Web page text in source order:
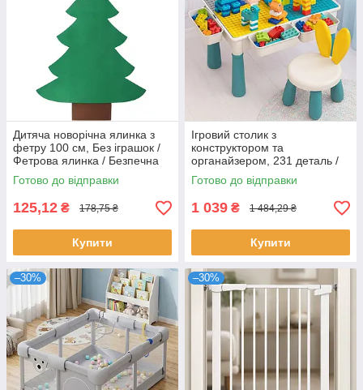
Дитяча новорічна ялинка з
фетру 100 см, Без іграшок /
Фетрова ялинка / Безпечна
новорічна ялинка для дітей
Готово до відправки
125,12 ₴ 178,75 ₴
Купити
Ігровий столик з
конструктором та
органайзером, 231 деталь /
Стіл для дітей / Стіл-
конструктор ігровий
Готово до відправки
1 039 ₴ 1 484,29 ₴
Купити
–30% –30%